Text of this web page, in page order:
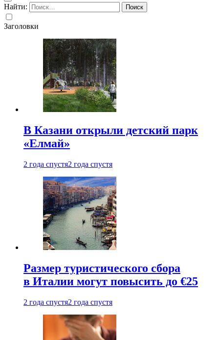
Найти:
Заголовки
В Казани открыли детский парк
«Елмай»
2 года спустя2 года спустя
Размер туристического сбора
в Италии могут повысить до €25
2 года спустя2 года спустя